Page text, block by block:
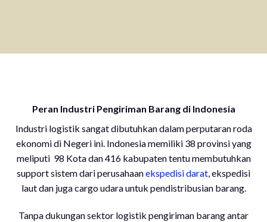
Peran Industri Pengiriman Barang di Indonesia
Industri logistik sangat dibutuhkan dalam perputaran roda
ekonomi di Negeri ini. Indonesia memiliki 38 provinsi yang
meliputi 98 Kota dan 416 kabupaten tentu membutuhkan
support sistem dari perusahaanekspedisi darat, ekspedisi
laut dan juga cargo udara untuk pendistribusian barang.
Tanpa dukungan sektor logistik pengiriman barang antar